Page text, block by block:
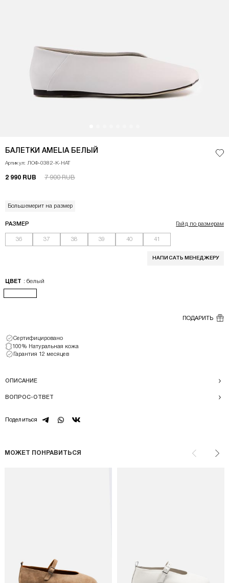
БАЛЕТКИ AMELIA БЕЛЫЙ
<p>Балетки AMELIA&nbsp;в минималистичном прочтении дополнят не
Артикул: ЛОФ-0382-К-НАТ
2 990 RUB 7 900 RUB
Большемерит на размер
РАЗМЕР Гайд по размерам
36 37 38 39 40 41
НАПИСАТЬ МЕНЕДЖЕРУ
ЦВЕТ : белый
ПОДАРИТЬ
Сертифицировано
100% Натуральная кожа
Гарантия 12 месяцев
ОПИСАНИЕ
ВОПРОС-ОТВЕТ
Поделиться telegramwhatsapp
vk
МОЖЕТ ПОНРАВИТЬСЯ
Назад